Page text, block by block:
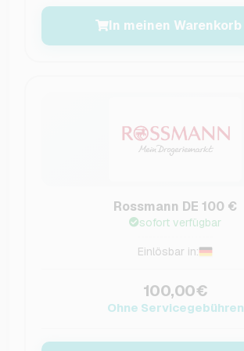
In meinen Warenkorb
Rossmann DE 100 €
sofort verfügbar
Einlösbar in:
100,00€
Ohne Servicegebühren